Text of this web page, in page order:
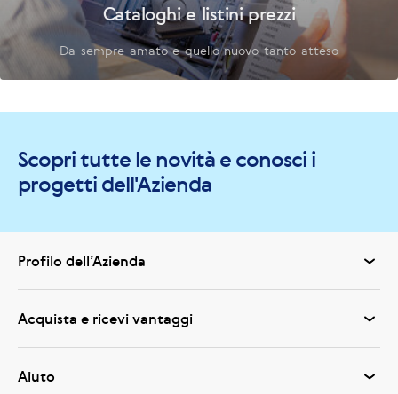
Cataloghi e listini prezzi
Da sempre amato e quello nuovo tanto atteso
Scopri tutte le novità e conosci i
progetti dell'Azienda
Profilo dell’Azienda
Acquista e ricevi vantaggi
Aiuto